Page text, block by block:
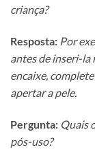
criança?
Resposta: Por
antes de inseri-la
encaixe,
apertar a pele.
Pergunta: Quais
pós-uso?